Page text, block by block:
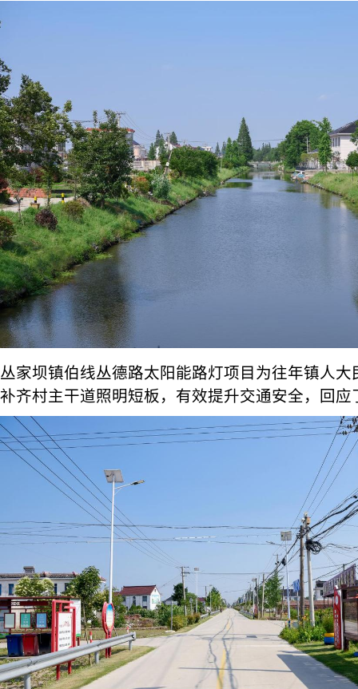
丛家坝镇伯线丛德路太阳能路灯项目为往年镇人
补齐村主干道照明短板，有效提升交通安全，回应